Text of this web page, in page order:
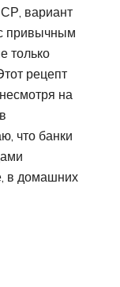
вариант
привычным
только
рецепт
на
что банки
в домашних